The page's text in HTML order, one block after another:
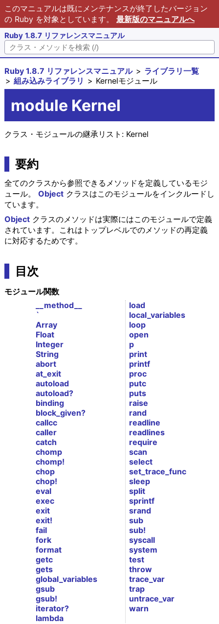
このマニュアルは既にメンテナンスが終了したバージョン
の Ruby を対象としています。 最新版のマニュアルへ
Ruby 1.8.7 リファレンスマニュアル
Ruby 1.8.7 リファレンスマニュアル
ライブラリ一覧
組み込みライブラリ
Kernelモジュール
module Kernel
クラス・モジュールの継承リスト: Kernel
要約
全てのクラスから参照できるメソッドを定義しているモジ
ュール。 Objectクラスはこのモジュールをインクルードし
ています。
Objectクラスのメソッドは実際にはこのモジュールで定義
されています。これはトップレベルでのメソッドの再定義
に対応するためです。
目次
モジュール関数
__method__
`
Array
Float
Integer
String
abort
at_exit
autoload
autoload?
binding
block_given?
callcc
caller
catch
chomp
chomp!
chop
chop!
eval
exec
exit
exit!
fail
fork
format
getc
gets
global_variables
gsub
gsub!
iterator?
lambda
load
local_variables
loop
open
p
print
printf
proc
putc
puts
raise
rand
readline
readlines
require
scan
select
set_trace_func
sleep
split
sprintf
srand
sub
sub!
syscall
system
test
throw
trace_var
trap
untrace_var
warn